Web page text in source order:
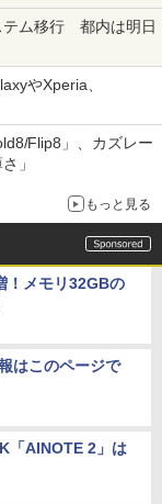
テム移行 都内は明日
やXperia、
Flip8」、カズレー
」
もっと見る
！メモリ32GBの
はこのページで
「AINOTE 2」は